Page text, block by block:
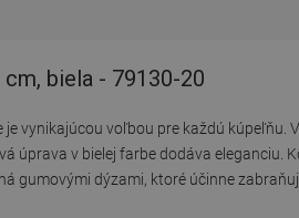
biela - 79130-20
vynikajúcou voľbou pre každú
úprava v bielej farbe dodáva eleganciu.
gumovými dýzami, ktoré účinne